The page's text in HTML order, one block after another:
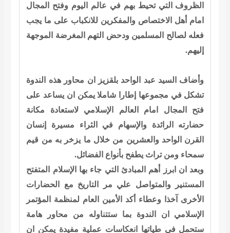
الظروف التي تحيط بهم في عالم اليوم وفتح المجال
امام أهل الاختصاص والمفكرين للانكباب على ما يجب
فعله لصالح المسلمين ودحض التهم المغرضة الموجهة
إليهم.
وأضاف السيد عبد الواحد بلقزيز ان محاور هذه الندوة
تشكل في مجموعها إطارا شاملا يمكن ان يساعد على
فتح المجال امام العالم الإسلامي لاستعادة مكانة
حضارته الرائدة والإسهام في الثراء مسيرة إنسان
القرن الواحد والعشرين من خلال ما يزخر به من قيم
سمحاء ومن تراث يطفح بأنواع الفضائل.
وبعد ان ابرز أهم المبادئ التي جاء بها الإسلام المتفتح
المستنير والمتواصل علي مر التاريخ مع الحضارات
الأخرى آخذا وعطاء أكد الأمين العام لمنظمة المؤتمر
الإسلامي ان الندوة بما ستتناوله من محاور هامة
ستحمل في طياتها انعكاسات عملية مفيدة يمكن ان